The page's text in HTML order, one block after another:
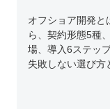
オフショア開発と
ら、契約形態5種
場、導入6ステッ
失敗しない選び方